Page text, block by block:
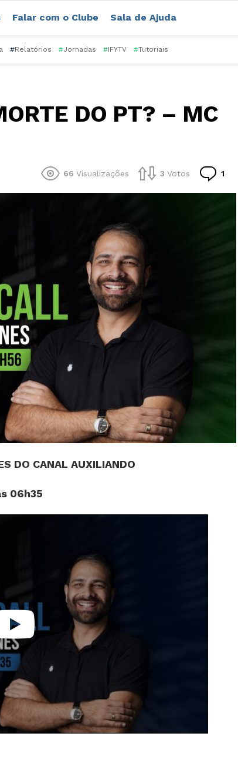
Falar com o Clube Sala de Ajuda
#Relatórios #Jornadas #IFYTV #Tutoriais
DO PT? – MC
66 Visualizações 3 Votos 1
DO CANAL AUXILIANDO
06h35